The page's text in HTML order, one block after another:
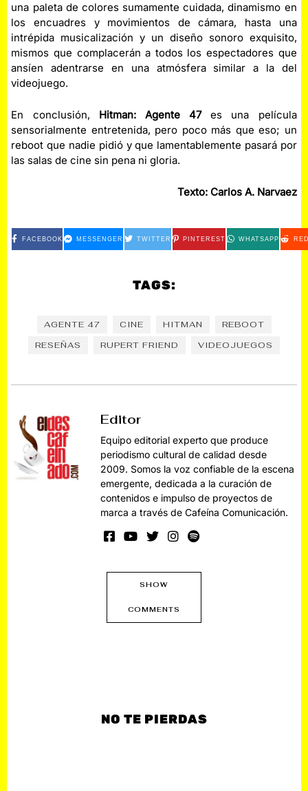
una paleta de colores sumamente cuidada, dinamismo en
los encuadres y movimientos de cámara, hasta una
intrépida musicalización y un diseño sonoro exquisito,
mismos que complacerán a todos los espectadores que
ansíen adentrarse en una atmósfera similar a la del
videojuego.
En conclusión, Hitman: Agente 47es una película
sensorialmente entretenida, pero poco más que eso; un
reboot que nadie pidió y que lamentablemente pasará por
las salas de cine sin pena ni gloria.
Texto: Carlos A. Narvaez
FACEBOOK MESSENGER TWITTER PINTEREST WHATSAPP
TAGS:
AGENTE 47 CINE HITMAN
REBOOT
RESEÑAS
RUPERT FRIEND VIDEOJUEGOS
Editor
Equipo editorial experto que produce
periodismo cultural de calidad desde
2009. Somos la voz confiable de la escena
emergente, dedicada a la curación de
contenidos e impulso de proyectos de
marca a través de Cafeína Comunicación.
SHOW
COMMENTS
NO TE PIERDAS